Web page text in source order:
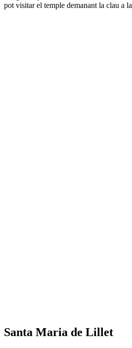
pot visitar el temple demanant la clau a la
Santa Maria de Lillet